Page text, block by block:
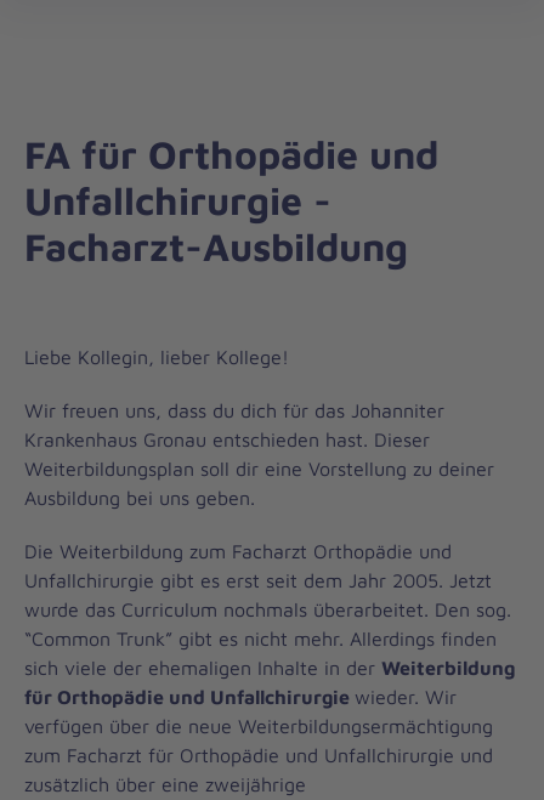
FA für Orthopädie und
Unfallchirurgie -
Facharzt-Ausbildung
Liebe Kollegin, lieber Kollege!
Wir freuen uns, dass du dich für das Johanniter
Krankenhaus Gronau entschieden hast. Dieser
Weiterbildungsplan soll dir eine Vorstellung zu deiner
Ausbildung bei uns geben.
Die Weiterbildung zum Facharzt Orthopädie und
Unfallchirurgie gibt es erst seit dem Jahr 2005. Jetzt
wurde das Curriculum nochmals überarbeitet. Den sog.
“Common Trunk” gibt es nicht mehr. Allerdings finden
sich viele der ehemaligen Inhalte in der Weiterbildung
für Orthopädie und Unfallchirurgie wieder. Wir
verfügen über die neue Weiterbildungsermächtigung
zum Facharzt für Orthopädie und Unfallchirurgie und
zusätzlich über eine zweijährige